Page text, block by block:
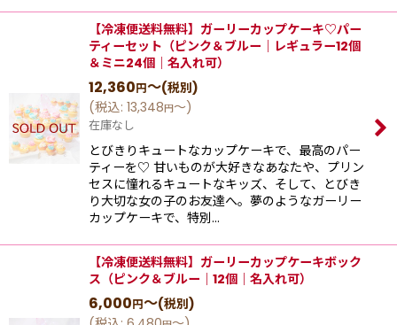
【冷凍便送料無料】ガーリーカップケーキ♡パー
ティーセット（ピンク＆ブルー｜レギュラー12個
＆ミニ24個｜名入れ可）
12,360円～(税別)
(税込: 13,348円～)
在庫なし
とびきりキュートなカップケーキで、最高のパー
ティーを♡ 甘いものが大好きなあなたや、プリン
セスに憧れるキュートなキッズ、そして、とびき
り大切な女の子のお友達へ。夢のようなガーリー
カップケーキで、特別…
【冷凍便送料無料】ガーリーカップケーキボック
ス（ピンク＆ブルー｜12個｜名入れ可）
6,000円～(税別)